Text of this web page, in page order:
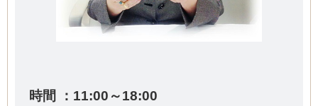
時間 ：11:00～18:00